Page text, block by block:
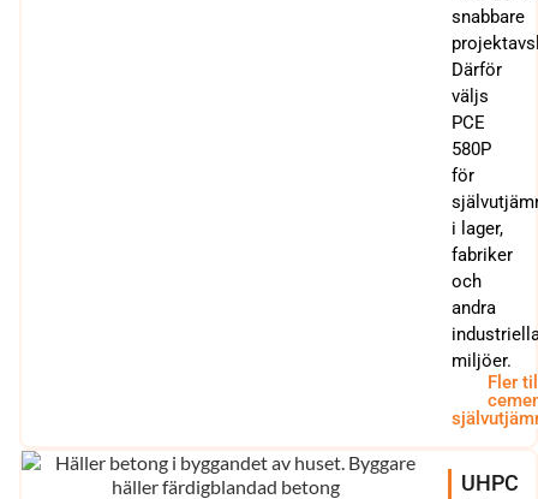
snabbare
Därför
väljs
PCE
580P
för
i lager,
fabriker
och
andra
miljöer.
Fler
UHPC